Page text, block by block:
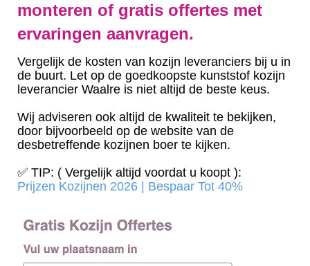
monteren of gratis offertes met
ervaringen aanvragen.
Vergelijk de kosten van kozijn leveranciers bij u in
de buurt. Let op de goedkoopste kunststof kozijn
leverancier Waalre is niet altijd de beste keus.
Wij adviseren ook altijd de kwaliteit te bekijken,
door bijvoorbeeld op de website van de
desbetreffende kozijnen boer te kijken.
✅ TIP: ( Vergelijk altijd voordat u koopt ):
Prijzen Kozijnen 2026 | Bespaar Tot 40%‎